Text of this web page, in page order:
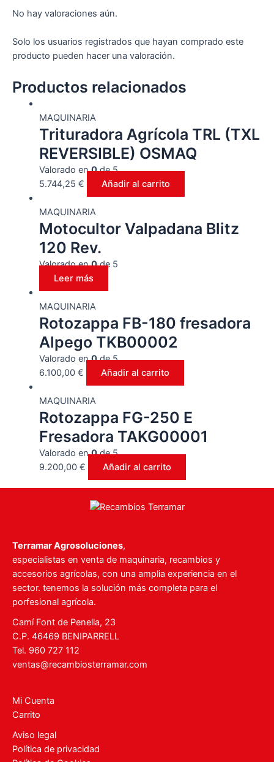
No hay valoraciones aún.
Solo los usuarios registrados que hayan comprado este
producto pueden hacer una valoración.
Productos relacionados
MAQUINARIA
Trituradora Agrícola TRL (TXL
REVERSIBLE) OSMAQ
Valorado en0de 5
5.744,25 € Añadir al carrito
MAQUINARIA
Motocultor Valpadana Blitz
120 Rev.
Valorado en0de 5
Leer más
MAQUINARIA
Rotozappa FB-180 fresadora
Alpego TKB00002
Valorado en0de 5
6.100,00 € Añadir al carrito
MAQUINARIA
Rotozappa FG-250 E
Fresadora TAKG00001
Valorado en0de 5
9.200,00 € Añadir al carrito
Terramar Agrosoluciones,
especialistas en venta de maquinaria, recambios y
accesorios agrícolas, con una amplia experiencia en el
sector. tenemos la solución más completa para el
porfesional agrícola.
Camí Font de Penella, 23
C.P. 46469 BENIPARRELL
Tel. 960 727 112
ventas@recambiosterramar.com
Mi Cuenta
Carrito
Aviso legal
Política de privacidad